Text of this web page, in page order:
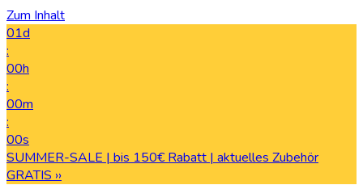
Zum Inhalt
01d
:
00h
:
00m
:
00s
SUMMER-SALE | bis 150€ Rabatt | aktuelles Zubehör
GRATIS ››